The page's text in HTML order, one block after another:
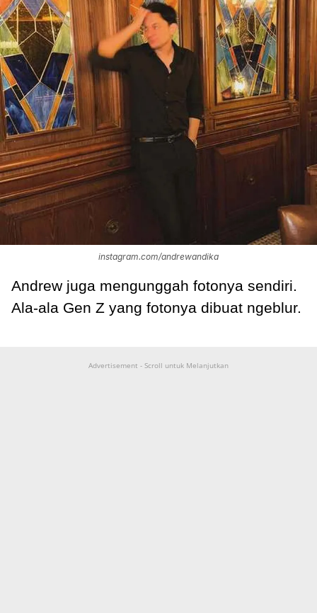
instagram.com/andrewandika
Andrew juga mengunggah fotonya sendiri.
Ala-ala Gen Z yang fotonya dibuat ngeblur.
Advertisement - Scroll untuk Melanjutkan